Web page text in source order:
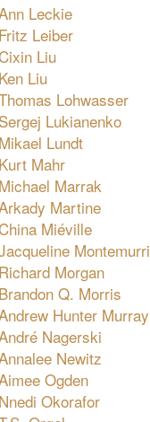
Leckie
Fritz Leiber
Liu
Ken Liu
Lohwasser
Sergej Lukianenko
Mikael Lundt
Kurt Mahr
Michael Marrak
Martine
Miéville
Montemurri
Richard Morgan
Brandon Q. Morris
Hunter Murray
Nagerski
Newitz
Ogden
Nnedi Okorafor